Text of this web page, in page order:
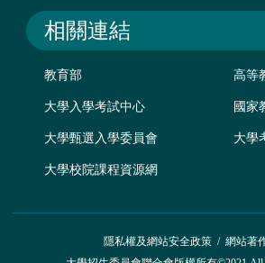
相關連結
教育部 高等
大學入學考試中心 國家
大學甄選入學委員會 大學
大學校院課程資源網
隱私權及網站安全政策/ 網站著